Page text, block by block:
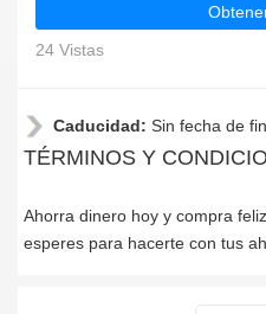
24 Vistas
Caducidad: Sin fecha de
TÉRMINOS Y
Ahorra dinero hoy y compra
esperes para hacerte con tus